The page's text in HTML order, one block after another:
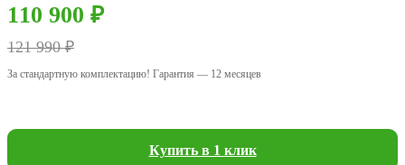
110 900 ₽
121 990 ₽
За стандартную комплектацию! Гарантия — 12 месяцев
Купить в 1 клик